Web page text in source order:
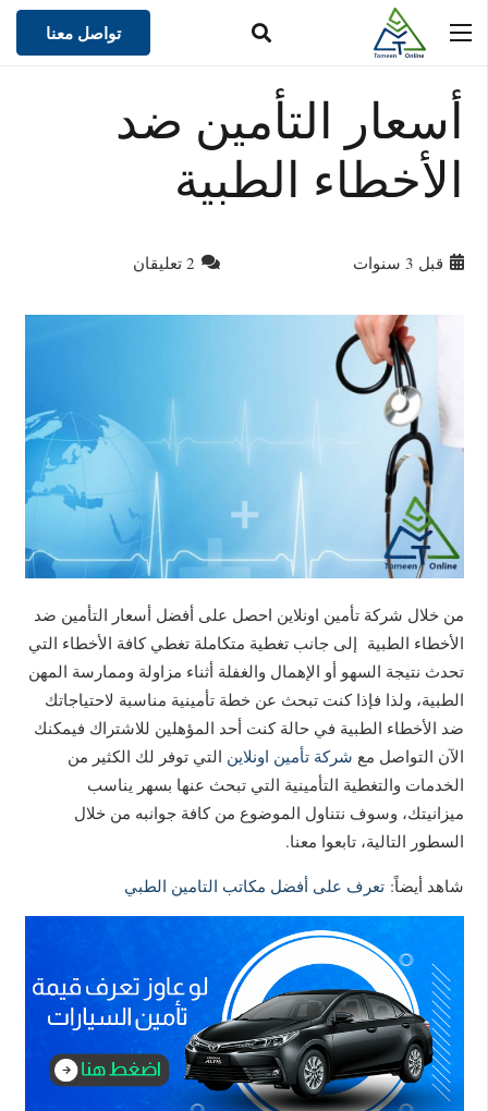
تواصل معنا
أسعار التأمين ضد
الأخطاء الطبية
قبل 3 سنوات 2 تعليقان
من خلال شركة تأمين اونلاين احصل على أفضل أسعار التأمين ضد
الأخطاء الطبية إلى جانب تغطية متكاملة تغطي كافة الأخطاء التي
تحدث نتيجة السهو أو الإهمال والغفلة أثناء مزاولة وممارسة المهن
الطبية، ولذا فإذا كنت تبحث عن خطة تأمينية مناسبة لاحتياجاتك
ضد الأخطاء الطبية في حالة كنت أحد المؤهلين للاشتراك فيمكنك
الآن التواصل مع شركة تأمين اونلاين التي توفر لك الكثير من
الخدمات والتغطية التأمينية التي تبحث عنها بسهر يناسب
ميزانيتك، وسوف نتناول الموضوع من كافة جوانبه من خلال
السطور التالية، تابعوا معنا.
شاهد أيضاً:تعرف على أفضل مكاتب التامين الطبي